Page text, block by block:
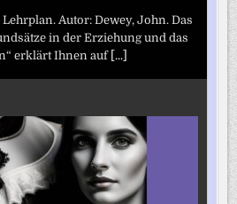
Autor: Dewey, John. Das
in der Erziehung und das
erklärt Ihnen auf [...]